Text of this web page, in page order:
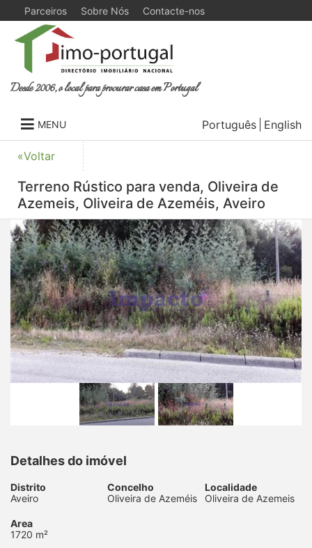
Parceiros Sobre Nós Contacte-nos
Desde 2006, o local para procurar casa em Portugal
MENU Português English
«Voltar
Terreno Rústico para venda, Oliveira de
Azemeis, Oliveira de Azeméis, Aveiro
Detalhes do imóvel
Distrito
Aveiro
Concelho
Oliveira de Azeméis
Localidade
Oliveira de Azemeis
Area
1720 m²